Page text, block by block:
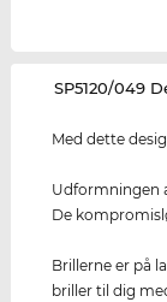
‌SP5120/049
Med dette
Udformningen
De
Brillerne er på
briller til dig